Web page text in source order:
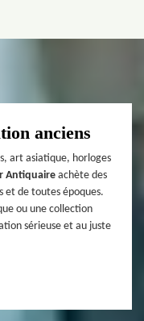
anciens
art asiatique, horloges
Antiquaire achète des
et de toutes époques.
ou une collection
sérieuse et au juste